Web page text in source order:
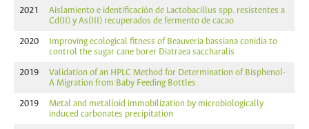
2021
Aislamiento e identificación de Lactobacillus spp. resistentes a
Cd(II) y As(III) recuperados de fermento de cacao
2020
Improving ecological fitness of Beauveria bassiana conidia to
control the sugar cane borer Diatraea saccharalis
2019
Validation of an HPLC Method for Determination of Bisphenol-
A Migration from Baby Feeding Bottles
2019
Metal and metalloid immobilization by microbiologically
induced carbonates precipitation